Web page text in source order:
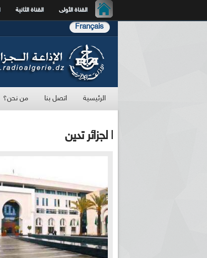
القناة الأولى القناة الثانية
Français
الرئيسية اتصل بنا من نحن؟
ا لجزائر تدين